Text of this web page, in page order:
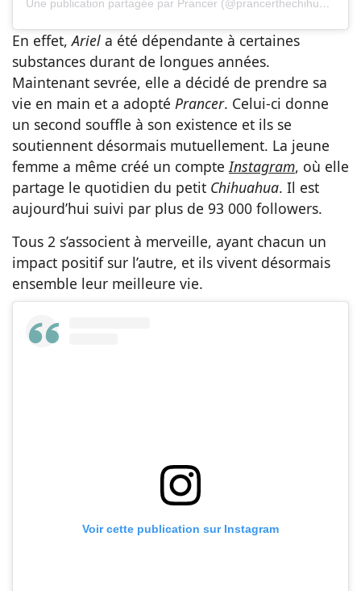
Une publication partagée par Prancer (@prancerthechihuahua)
En effet,Ariel a été dépendante à certaines
substances durant de longues années.
Maintenant sevrée, elle a décidé de prendre sa
vie en main et a adopté Prancer. Celui-ci donne
un second souffle à son existence et ils se
soutiennent désormais mutuellement. La jeune
femme a même créé un compte Instagram, où elle
partage le quotidien du petit Chihuahua. Il est
aujourd’hui suivi par plus de 93 000 followers.
Tous 2 s’associent à merveille, ayant chacun un
impact positif sur l’autre, et ils vivent désormais
ensemble leur meilleure vie.
Voir cette publication sur Instagram